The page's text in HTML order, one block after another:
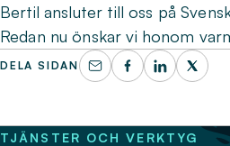
Bertil ansluter till oss på
Redan nu önskar vi honom
DELA SIDAN
TJÄNSTER OCH VERKTYG